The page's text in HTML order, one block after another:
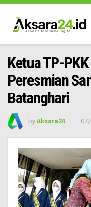
Ketua TP-
Peresmian
Batanghari
by Aksara24